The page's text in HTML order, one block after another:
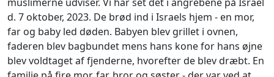
muslimerne udviser. Vi har set det i angrebene på Israel
d. 7 oktober, 2023. De brød ind i Israels hjem - en mor,
far og baby led døden. Babyen blev grillet i ovnen,
faderen blev bagbundet mens hans kone for hans øjne
blev voldtaget af fjenderne, hvorefter de blev dræbt. En